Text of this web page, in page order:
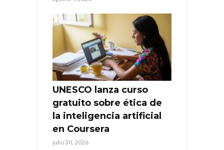
UNESCO lanza curso
gratuito sobre ética de
la inteligencia artificial
en Coursera
julio 30, 2026